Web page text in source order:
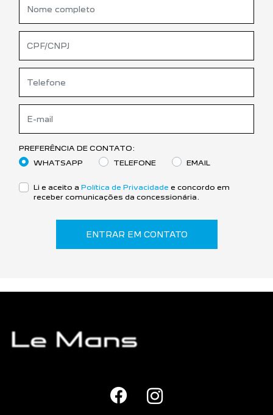
PREFERÊNCIA DE CONTATO:
WHATSAPP
TELEFONE EMAIL
Li e aceito a Política de Privacidade e concordo em
receber comunicações da concessionária.
ENTRAR EM CONTATO